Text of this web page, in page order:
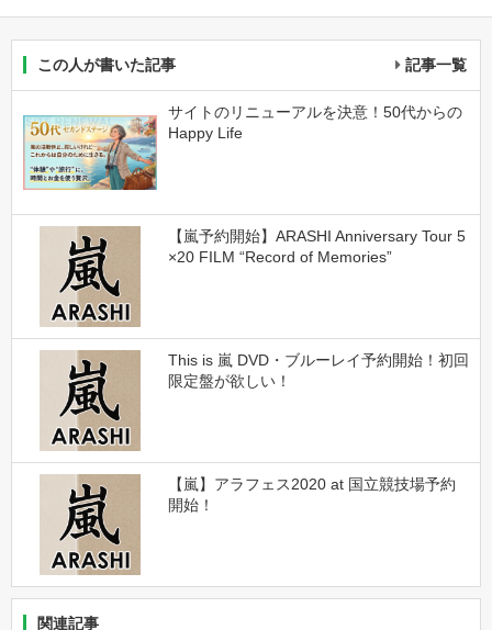
この人が書いた記事 記事一覧
サイトのリニューアルを決意！50代からの
Happy Life
【嵐予約開始】ARASHI Anniversary Tour 5
×20 FILM “Record of Memories”
This is 嵐 DVD・ブルーレイ予約開始！初回
限定盤が欲しい！
【嵐】アラフェス2020 at 国立競技場予約
開始！
関連記事